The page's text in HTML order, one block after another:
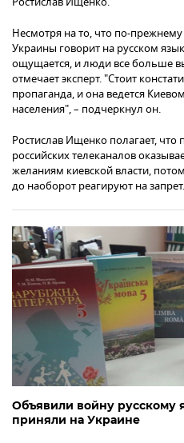
Несмотря на то, что по-
Украины говорит на русском
ощущается, и люди все больше
отмечает эксперт. "Стоит
пропаганда, и она ведется
населения", – подчеркнул он.
Ростислав Ищенко полагает,
российских телеканалов
желаниям киевской власти,
до наоборот реагируют на запрет.
Объявили войну русскому
приняли на Украине